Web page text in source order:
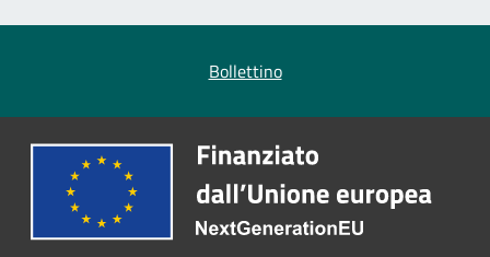
Bollettino